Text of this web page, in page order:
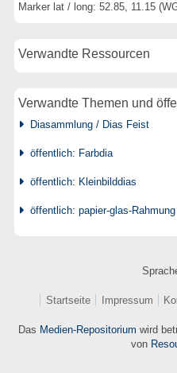
Marker lat / long: 52.85, 11.15
Verwandte Ressourcen
Verwandte Themen und
Diasammlung / Dias Feist
öffentlich: Farbdia
öffentlich: Kleinbilddias
öffentlich: papier-glas-Rahmung
Startseite Impressum
Das Medien-Repositorium wird
von